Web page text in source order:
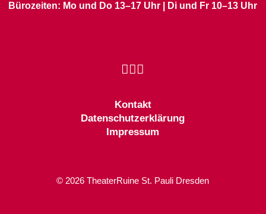
Bürozeiten: Mo und Do 13–17 Uhr | Di und Fr 10–13 Uhr
Kontakt
Datenschutzerklärung
Impressum
© 2026 TheaterRuine St. Pauli Dresden